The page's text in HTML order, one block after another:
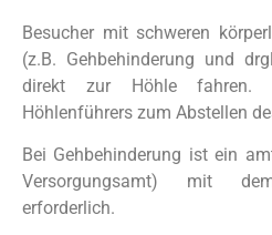
Besucher mit schweren
(z.B. Gehbehinderung und
direkt zur Höhle fahren.
Höhlenführers zum Abstellen
Bei Gehbehinderung ist ein
Versorgungsamt) mit
erforderlich.